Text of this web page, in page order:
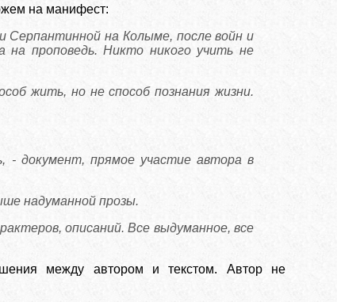
на манифест:
Серпантинной на Колыме, после войн и
на проповедь. Никто никого учить не
жить, но не способ познания жизни.
- документ, прямое участие автора в
надуманной прозы.
описаний. Все выдуманное, все
между автором и текстом. Автор не